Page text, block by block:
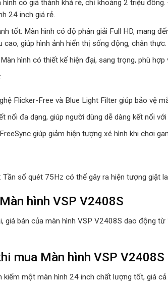
hình có giá thành khá rẻ, chỉ khoảng 2 triệu
24 inch giá rẻ.
tốt: Màn hình có độ phân giải Full HD, mang
cao, giúp hình ảnh hiển thị sống động, chân thực.
hình có thiết kế hiện đại, sang trọng, phù
Flicker-Free và Blue Light Filter giúp bảo vệ
nối đa dạng, giúp người dùng dễ dàng kết nối
giúp giảm hiện tượng xé hình khi chơi
Tần số quét 75Hz có thể gây ra hiện tượng giật
hình VSP V2408S
giá bán của màn hình VSP V2408S dao động
mua Màn hình VSP V2408S
kiếm một màn hình 24 inch chất lượng tốt, giá